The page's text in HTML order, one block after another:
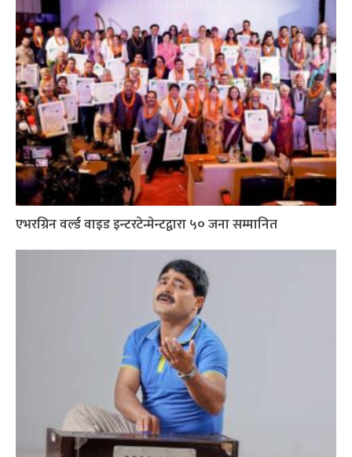
एभरग्रिन वर्ल्ड वाइड इन्टरटेन्मेन्टद्वारा ५० जना सम्मानित